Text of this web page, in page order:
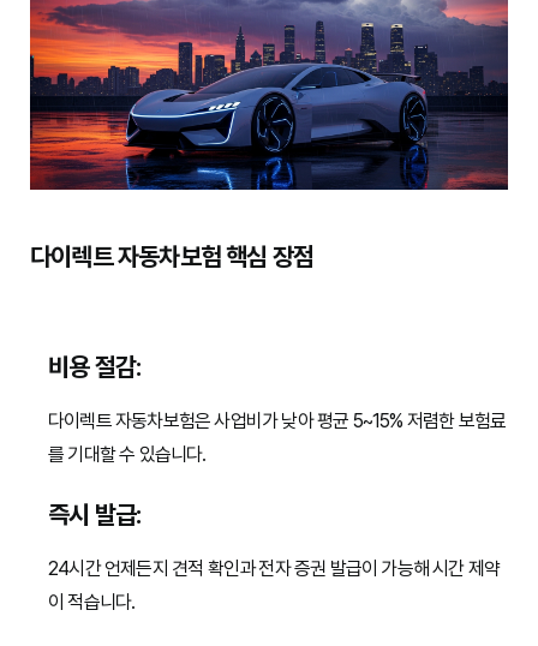
다이렉트 자동차보험 핵심 장점
비용 절감:
다이렉트 자동차보험은 사업비가 낮아 평균 5~15% 저렴한 보험료
를 기대할 수 있습니다.
즉시 발급:
24시간 언제든지 견적 확인과 전자 증권 발급이 가능해 시간 제약
이 적습니다.